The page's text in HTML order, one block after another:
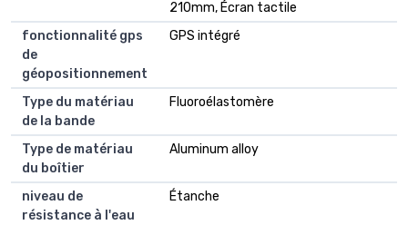
210mm, Écran tactile
fonctionnalité gps
de
géopositionnement
GPS intégré
Type du matériau
de la bande
Fluoroélastomère
Type de matériau
du boîtier
Aluminum alloy
niveau de
résistance à l'eau
Étanche